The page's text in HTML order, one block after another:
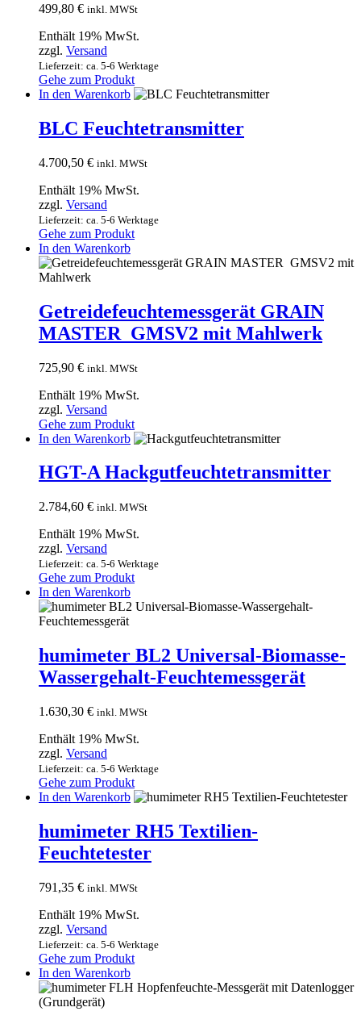
499,80 € inkl. MWSt
Enthält 19% MwSt.
zzgl. Versand
Lieferzeit: ca. 5-6 Werktage
Gehe zum Produkt
In den Warenkorb
BLC Feuchtetransmitter
4.700,50 € inkl. MWSt
Enthält 19% MwSt.
zzgl. Versand
Lieferzeit: ca. 5-6 Werktage
Gehe zum Produkt
In den Warenkorb
Getreidefeuchtemessgerät GRAIN
MASTER GMSV2 mit Mahlwerk
725,90 € inkl. MWSt
Enthält 19% MwSt.
zzgl. Versand
Gehe zum Produkt
In den Warenkorb
HGT-A Hackgutfeuchtetransmitter
2.784,60 € inkl. MWSt
Enthält 19% MwSt.
zzgl. Versand
Lieferzeit: ca. 5-6 Werktage
Gehe zum Produkt
In den Warenkorb
humimeter BL2 Universal-Biomasse-
Wassergehalt-Feuchtemessgerät
1.630,30 € inkl. MWSt
Enthält 19% MwSt.
zzgl. Versand
Lieferzeit: ca. 5-6 Werktage
Gehe zum Produkt
In den Warenkorb
humimeter RH5 Textilien-
Feuchtetester
791,35 € inkl. MWSt
Enthält 19% MwSt.
zzgl. Versand
Lieferzeit: ca. 5-6 Werktage
Gehe zum Produkt
In den Warenkorb